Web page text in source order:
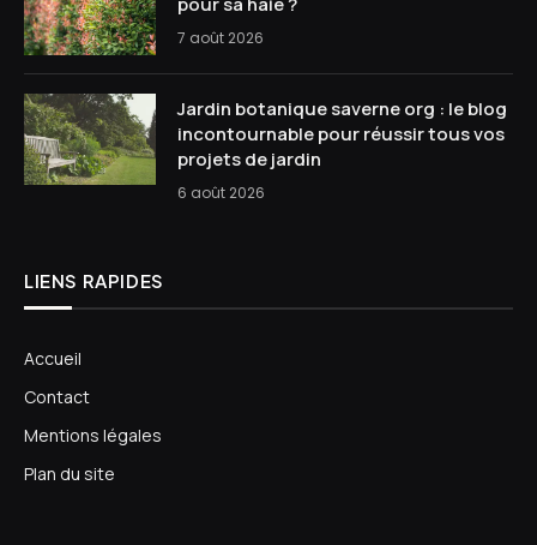
7 août 2026
Jardin botanique saverne org : le blog
incontournable pour réussir tous vos
projets de jardin
6 août 2026
LIENS RAPIDES
Accueil
Contact
Mentions légales
Plan du site